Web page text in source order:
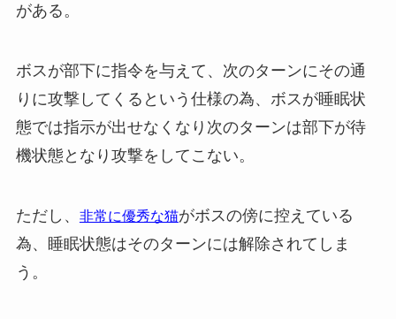
がある。
ボスが部下に指令を与えて、次のターンにその通
りに攻撃してくるという仕様の為、ボスが睡眠状
態では指示が出せなくなり次のターンは部下が待
機状態となり攻撃をしてこない。
ただし、 非常に優秀な猫がボスの傍に控えている
為、睡眠状態はそのターンには解除されてしま
う。